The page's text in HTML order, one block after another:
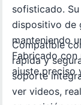
sofisticado.
dispositivo de
manteniendo
Fabricado
ajuste preciso
Compatible
rápida y
soporte
ver videos,